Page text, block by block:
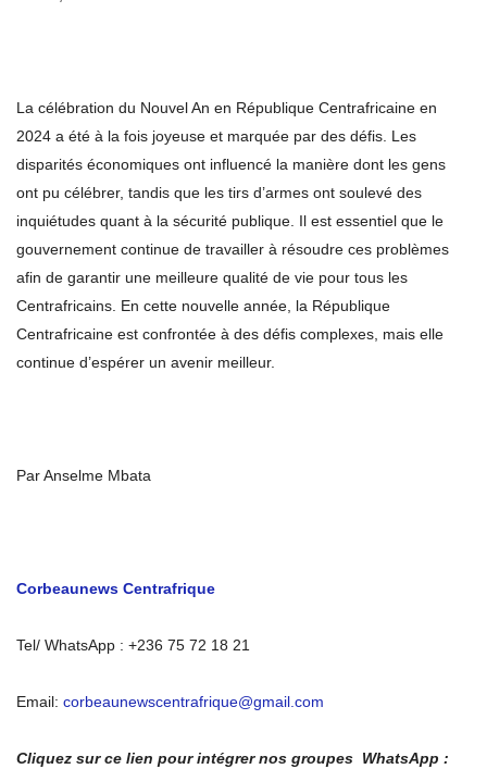
La célébration du Nouvel An en République Centrafricaine en
2024 a été à la fois joyeuse et marquée par des défis. Les
disparités économiques ont influencé la manière dont les gens
ont pu célébrer, tandis que les tirs d’armes ont soulevé des
inquiétudes quant à la sécurité publique. Il est essentiel que le
gouvernement continue de travailler à résoudre ces problèmes
afin de garantir une meilleure qualité de vie pour tous les
Centrafricains. En cette nouvelle année, la République
Centrafricaine est confrontée à des défis complexes, mais elle
continue d’espérer un avenir meilleur.
Par Anselme Mbata
Corbeaunews Centrafrique
Tel/ WhatsApp : +236 75 72 18 21
Email: corbeaunewscentrafrique@gmail.com
Cliquez sur ce lien pour intégrer nos groupes WhatsApp :